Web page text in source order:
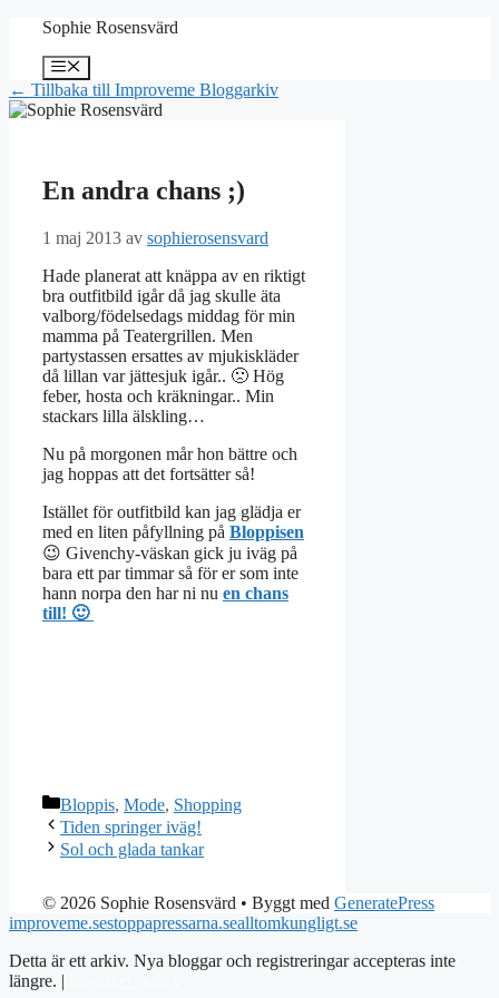
Hoppa
innehåll
Sophie Rosensvärd
Meny
← Tillbaka till Improveme Bloggarkiv
En andra chans ;)
1 maj 2013 av sophierosensvard
Hade planerat att knäppa av en riktigt
bra outfitbild igår då jag skulle äta
valborg/födelsedags middag för min
mamma på Teatergrillen. Men
partystassen ersattes av mjukiskläder
då lillan var jättesjuk igår.. 🙁 Hög
feber, hosta och kräkningar.. Min
stackars lilla älskling…
Nu på morgonen mår hon bättre och
jag hoppas att det fortsätter så!
Istället för outfitbild kan jag glädja er
med en liten påfyllning på Bloppisen
😉 Givenchy-väskan gick ju iväg på
bara ett par timmar så för er som inte
hann norpa den har ni nu en chans
till! 🙂
Kategorier
Bloppis, Mode, Shopping
Tiden springer iväg!
Sol och glada tankar
© 2026 Sophie Rosensvärd • Byggt med GeneratePress
improveme.sestoppapressarna.sealltomkungligt.se
Detta är ett arkiv. Nya bloggar och registreringar accepteras inte
längre. |